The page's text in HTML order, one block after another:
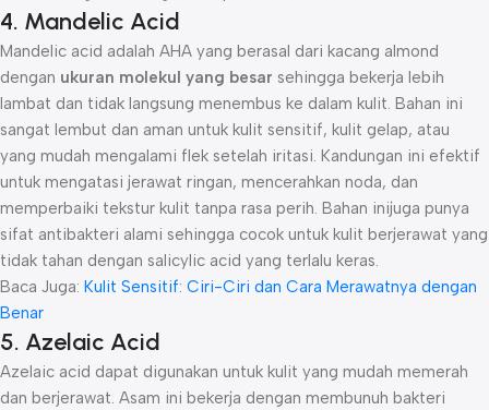
4. Mandelic Acid
Mandelic acid adalah AHA yang berasal dari kacang almond
dengan ukuran molekul yang besar sehingga bekerja lebih
lambat dan tidak langsung menembus ke dalam kulit. Bahan ini
sangat lembut dan aman untuk kulit sensitif, kulit gelap, atau
yang mudah mengalami flek setelah iritasi. Kandungan ini efektif
untuk mengatasi jerawat ringan, mencerahkan noda, dan
memperbaiki tekstur kulit tanpa rasa perih. Bahan inijuga punya
sifat antibakteri alami sehingga cocok untuk kulit berjerawat yang
tidak tahan dengan salicylic acid yang terlalu keras.
Baca Juga: Kulit Sensitif: Ciri-Ciri dan Cara Merawatnya dengan
Benar
5. Azelaic Acid
Azelaic acid dapat digunakan untuk kulit yang mudah memerah
dan berjerawat. Asam ini bekerja dengan membunuh bakteri